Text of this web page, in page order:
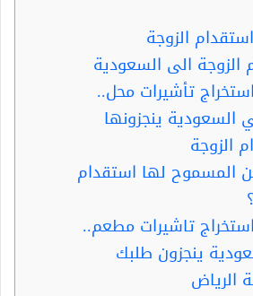
الزوجة
الى السعودية
تأشيرات محل..
ينجزونها
الزوجة
المسموح لها استقدام
تاشيرات مطعم..
ينجزون طلبك
الرياض